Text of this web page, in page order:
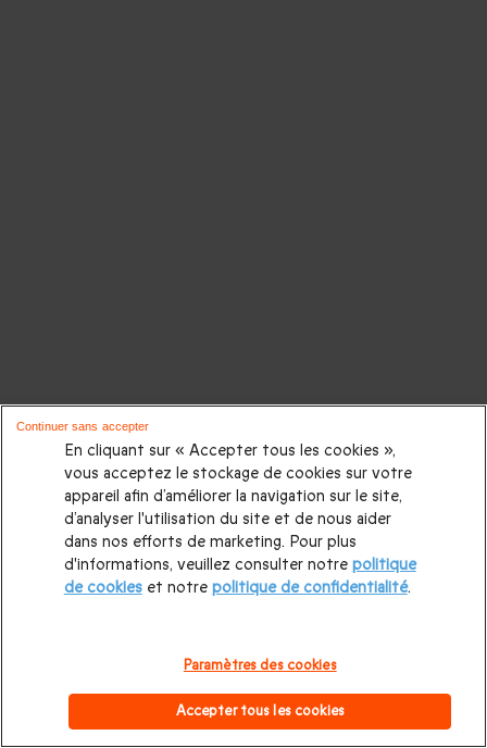
En cliquant sur « Accepter tous les cookies »,
vous acceptez le stockage de cookies sur votre
appareil afin d’améliorer la navigation sur le site,
d’analyser l'utilisation du site et de nous aider
dans nos efforts de marketing. Pour plus
d'informations, veuillez consulter notre politique
de cookieset notre politique de confidentialité.
Paramètres des cookies
Accepter tous les cookies
Continuer sans accepter